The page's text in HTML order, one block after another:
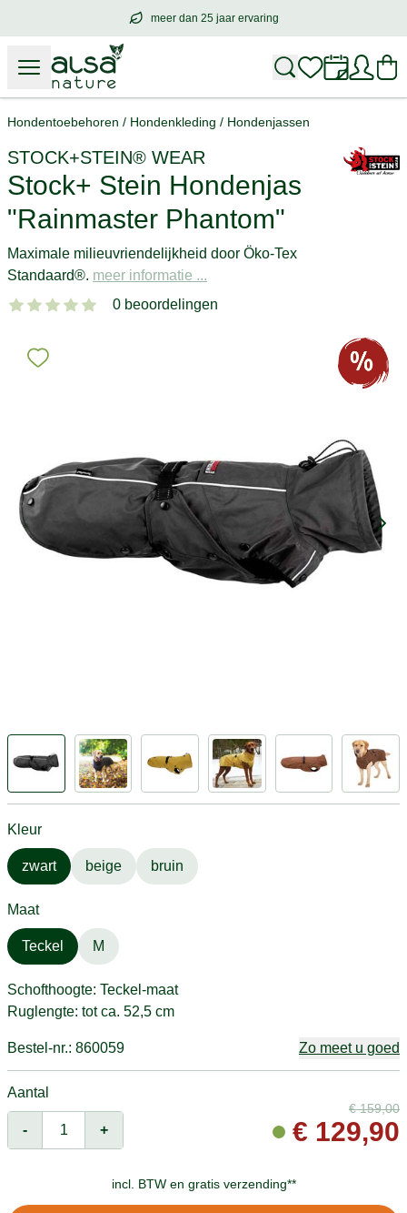
meer dan 25 jaar ervaring
meer dan25 jaar ervaring
Hondentoebehoren / Hondenkleding / Hondenjassen
STOCK+STEIN® WEAR
Stock+ Stein Hondenjas
"Rainmaster Phantom"
Maximale milieuvriendelijkheid door Öko-Tex
Standaard®. meer informatie ...
0 beoordelingen
Kleur
zwart beige bruin
Maat
Teckel M
Schofthoogte: Teckel-maat
Ruglengte: tot ca. 52,5 cm
Bestel-nr.: 860059 Zo meet u goed
Aantal
- +
€159,00
€ 129,90
incl. BTW en gratis verzending**